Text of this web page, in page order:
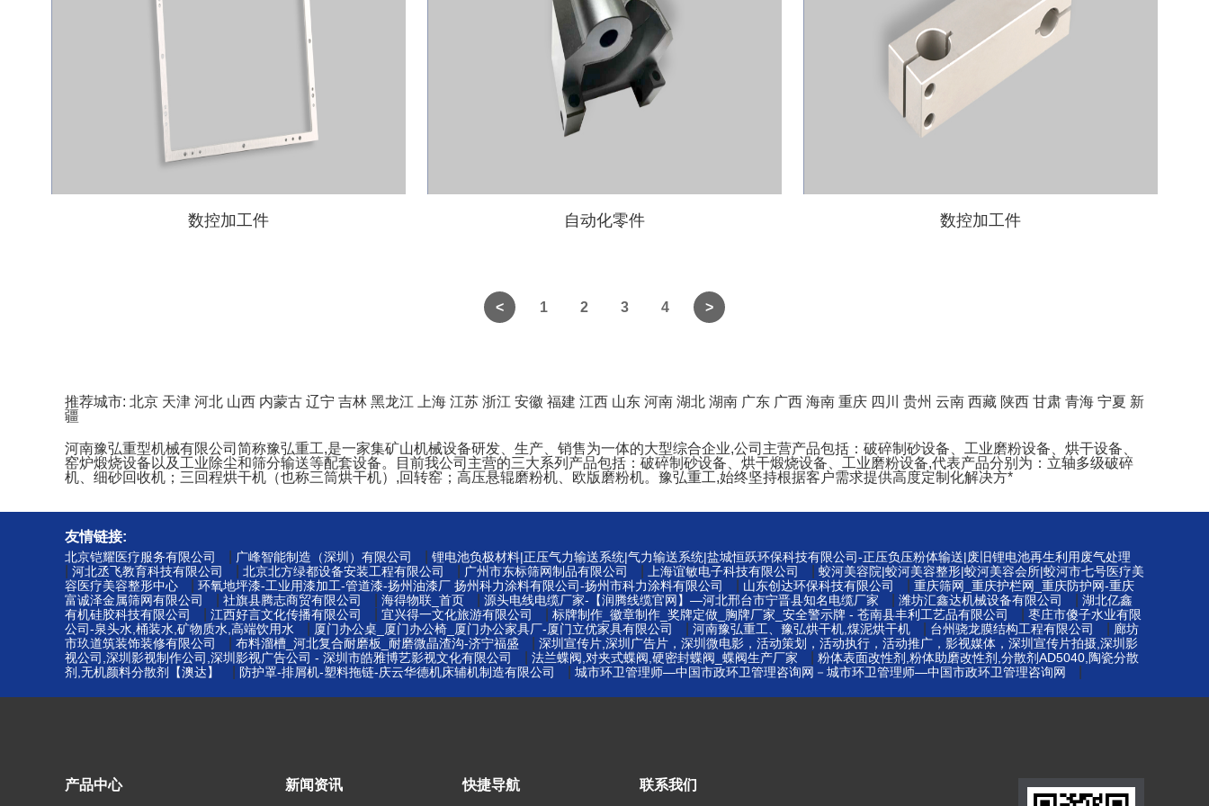
数控加工件 自动化零件 数控加工件
1 2 3 4
推荐城市: 北京 天津 河北 山西 内蒙古 辽宁 吉林 黑龙江 上海 江苏 浙江 安徽 福建 江西 山东 河南 湖北 湖南 广东 广西 海南 重庆 四川 贵州 云南 西藏 陕西 甘肃 青海 宁夏 新
疆
河南豫弘重型机械有限公司简称豫弘重工,是一家集矿山机械设备研发、生产、销售为一体的大型综合企业,公司主营产品包括：破碎制砂设备、工业磨粉设备、烘干设备、
窑炉煅烧设备以及工业除尘和筛分输送等配套设备。目前我公司主营的三大系列产品包括：破碎制砂设备、烘干煅烧设备、工业磨粉设备,代表产品分别为：立轴多级破碎
机、细砂回收机；三回程烘干机（也称三筒烘干机）,回转窑；高压悬辊磨粉机、欧版磨粉机。豫弘重工,始终坚持根据客户需求提供高度定制化解决方*
友情链接:
北京铠耀医疗服务有限公司 广峰智能制造（深圳）有限公司 锂电池负极材料|正压气力输送系统|气力输送系统|盐城恒跃环保科技有限公司-正压负压粉体输送|废旧锂电池再生利用废气处理
河北丞飞教育科技有限公司 北京北方绿都设备安装工程有限公司 广州市东标筛网制品有限公司 上海谊敏电子科技有限公司
蛟河美容院|蛟河美容整形|蛟河美容会所|蛟河市七号医疗美
容医疗美容整形中心
环氧地坪漆-工业用漆加工-管道漆-扬州油漆厂 扬州科力涂料有限公司-扬州市科力涂料有限公司 山东创达环保科技有限公司
重庆筛网_重庆护栏网_重庆防护网-重庆
富诚泽金属筛网有限公司
社旗县腾志商贸有限公司 海得物联_首页 源头电线电缆厂家-【润腾线缆官网】—河北邢台市宁晋县知名电缆厂家 潍坊汇鑫达机械设备有限公司
湖北亿鑫
有机硅胶科技有限公司
江西好言文化传播有限公司 宜兴得一文化旅游有限公司 标牌制作_徽章制作_奖牌定做_胸牌厂家_安全警示牌 - 苍南县丰利工艺品有限公司
枣庄市傻子水业有限
公司-泉头水,桶装水,矿物质水,高端饮用水
厦门办公桌_厦门办公椅_厦门办公家具厂-厦门立优家具有限公司 河南豫弘重工、豫弘烘干机,煤泥烘干机 台州骁龙膜结构工程有限公司
廊坊
市玖道筑装饰装修有限公司
布料溜槽_河北复合耐磨板_耐磨微晶渣沟-济宁福盛
深圳宣传片,深圳广告片，深圳微电影，活动策划，活动执行，活动推广，影视媒体，深圳宣传片拍摄,深圳影
视公司,深圳影视制作公司,深圳影视广告公司 - 深圳市皓雅博艺影视文化有限公司
法兰蝶阀,对夹式蝶阀,硬密封蝶阀_蝶阀生产厂家
粉体表面改性剂,粉体助磨改性剂,分散剂AD5040,陶瓷分散
剂,无机颜料分散剂【澳达】
防护罩-排屑机-塑料拖链-庆云华德机床辅机制造有限公司 城市环卫管理师—中国市政环卫管理咨询网－城市环卫管理师—中国市政环卫管理咨询网
产品中心 新闻资讯 快捷导航 联系我们